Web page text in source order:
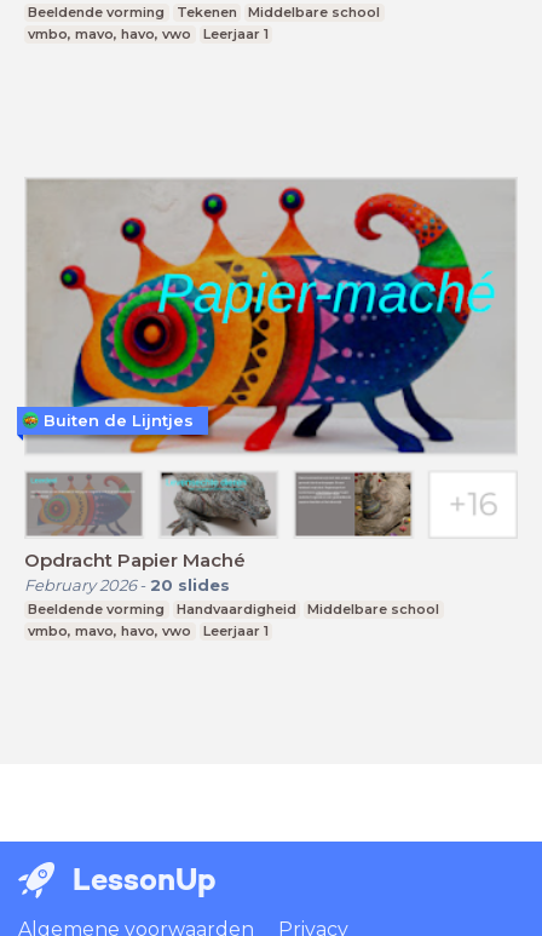
Beeldende vorming Tekenen
Middelbare school
vmbo, mavo, havo, vwo
Leerjaar 1
Opdracht Papier Maché
February 2026- 20 slides
Beeldende vorming Handvaardigheid
Middelbare school
vmbo, mavo, havo, vwo
Leerjaar 1
Buiten de Lijntjes
LessonUp
Algemene voorwaarden Privacy